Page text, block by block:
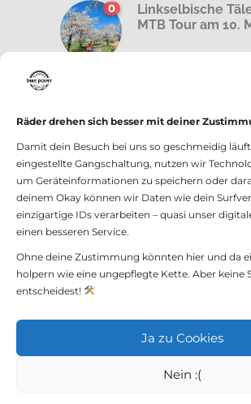
Räder drehen sich besser mit deiner
Damit dein Besuch bei uns so geschmeidig
eingestellte Gangschaltung, nutzen wir
um Geräteinformationen zu speichern oder
deinem Okay können wir Daten wie dein
einzigartige IDs verarbeiten – quasi unser
einen besseren Service.
Ohne deine Zustimmung könnten hier und da
holpern wie eine ungepflegte Kette. Aber keine
entscheidest!
Ja zu Cookies
Nein :(
0
Linkselbische
MTB Tour am 10.
Graveltour am
bike point GmbH -